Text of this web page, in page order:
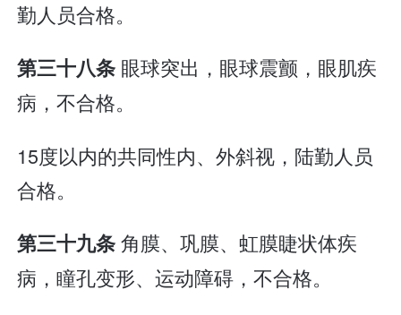
勤人员合格。
第三十八条 眼球突出，眼球震颤，眼肌疾
病，不合格。
15度以内的共同性内、外斜视，陆勤人员
合格。
第三十九条角膜、巩膜、虹膜睫状体疾
病，瞳孔变形、运动障碍，不合格。